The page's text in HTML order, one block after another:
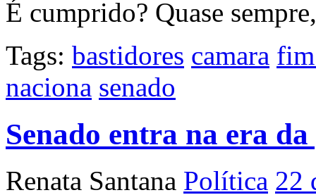
É cumprido? Quase
Tags: bastidores camara
naciona senado
Senado entra na era
Renata Santana Política 22